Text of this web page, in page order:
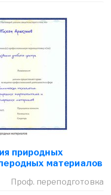
природных
материалов
Проф. переподготовка